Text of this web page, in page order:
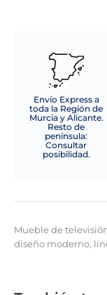
Envío Express a
toda la Región de
Murcia y Alicante.
Resto de
península:
Consultar
posibilidad.
Mueble de
diseño moderno,